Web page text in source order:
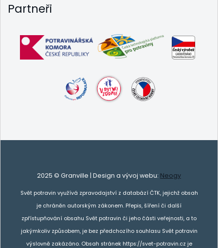
Partneři
2025 © Granville | Design a vývoj webu: Neogy
Svět potravin využívá zpravodajství z databází ČTK, jejichž obsah
je chráněn autorským zákonem. Přepis, šíření či další
zpřístupňování obsahu Svět potravin či jeho části veřejnosti, a to
jakýmkoliv způsobem, je bez předchozího souhlasu Svět potravin
výslovně zakázáno. Obsah stránek https://svet-potravin.cz je